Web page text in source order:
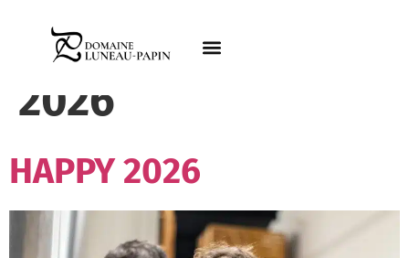
Jour :9 janvier
2026
HAPPY 2026